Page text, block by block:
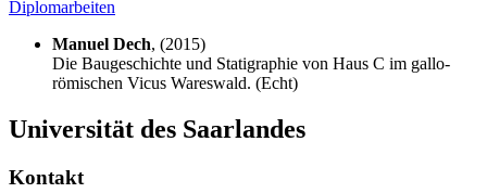
Diplomarbeiten
Manuel Dech, (2015)
Die Baugeschichte und Statigraphie von Haus C im gallo-
römischen Vicus Wareswald. (Echt)
Universität des Saarlandes
Kontakt